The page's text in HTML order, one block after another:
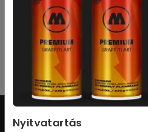
Nyitvatartás
Patchwork vonalzók